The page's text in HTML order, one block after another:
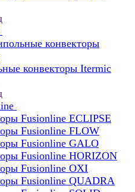
конвекторы
конвекторы Itermic
Fusionline ECLIPSE
Fusionline FLOW
Fusionline GALO
Fusionline HORIZON
Fusionline OXI
Fusionline QUADRA